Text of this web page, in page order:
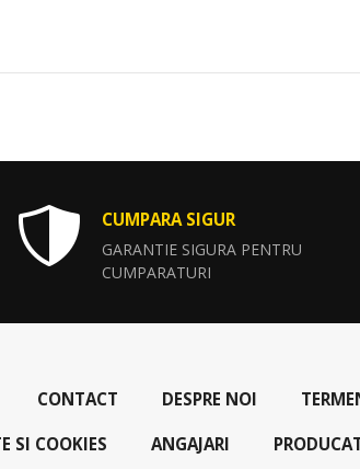
CUMPARA SIGUR
GARANTIE SIGURA PENTRU
CUMPARATURI
CONTACT DESPRE NOI
SI COOKIES ANGAJARI